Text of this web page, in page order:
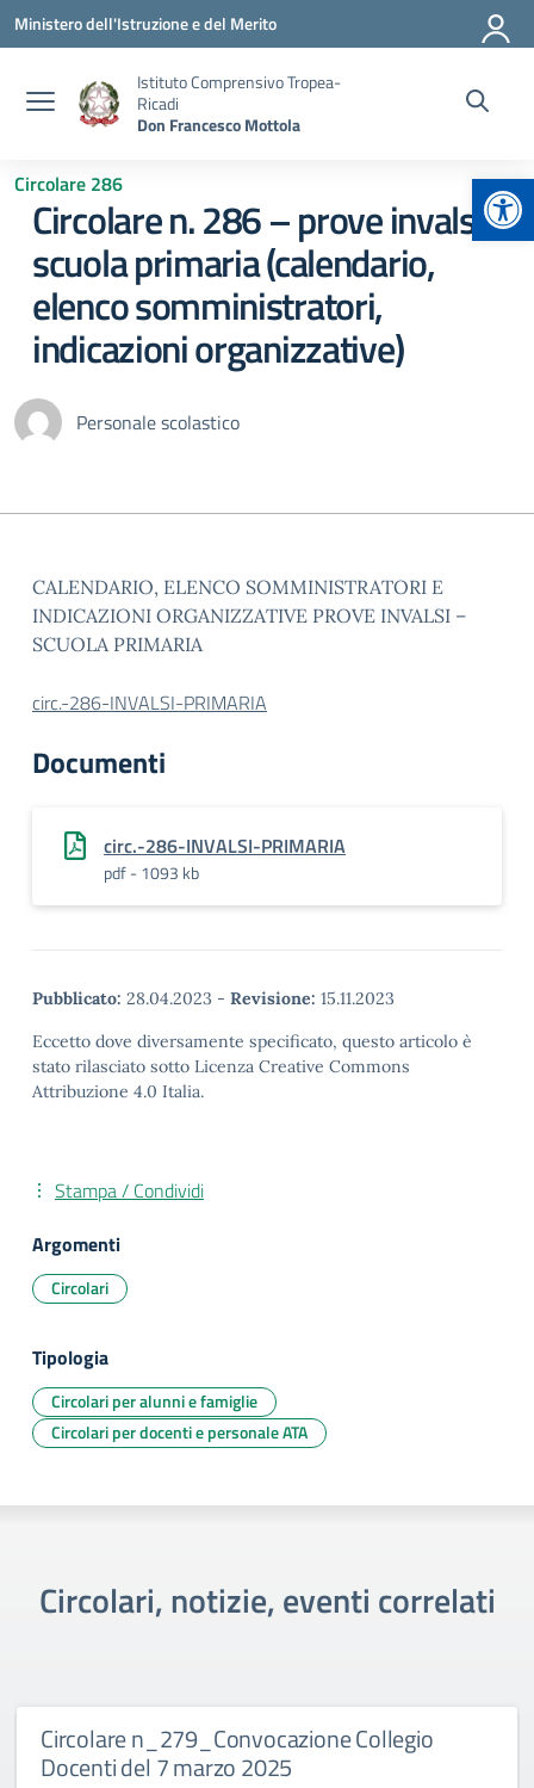
Vai ai contenuti
Vai al menu di navigazione
Vai al footer
Ministero dell'Istruzione e del Merito
Istituto Comprensivo Tropea-
Ricadi
Don Francesco Mottola
Circolare 286
Circolare n. 286 – prove invalsi
scuola primaria (calendario,
elenco somministratori,
indicazioni organizzative)
Personale scolastico
CALENDARIO, ELENCO SOMMINISTRATORI E
INDICAZIONI ORGANIZZATIVE PROVE INVALSI –
SCUOLA PRIMARIA
circ.-286-INVALSI-PRIMARIA
Documenti
circ.-286-INVALSI-PRIMARIA
pdf - 1093 kb
Pubblicato: 28.04.2023 - Revisione: 15.11.2023
Eccetto dove diversamente specificato, questo articolo è
stato rilasciato sotto Licenza Creative Commons
Attribuzione 4.0 Italia.
Stampa / Condividi
Argomenti
Circolari
Tipologia
Circolari per alunni e famiglie
Circolari per docenti e personale ATA
Circolari, notizie, eventi correlati
Circolare n_279_Convocazione Collegio
Docenti del 7 marzo 2025